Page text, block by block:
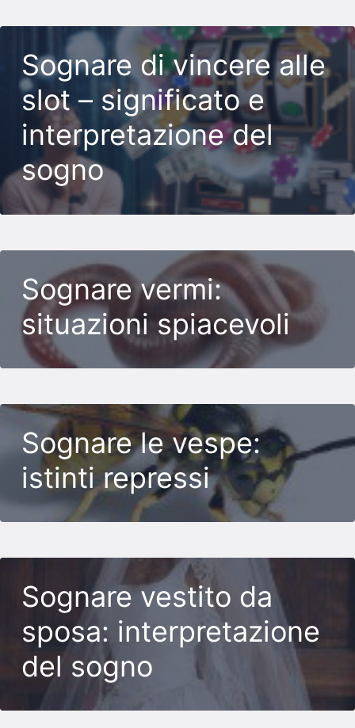
Sognare di vincere alle
slot – significato e
interpretazione del
sogno
Sognare vermi:
situazioni spiacevoli
Sognare le vespe:
istinti repressi
Sognare vestito da
sposa: interpretazione
del sogno